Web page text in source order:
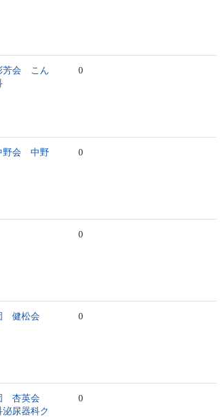
芳会 こん
0
野会 中野
0
0
健松会
0
杏英会
泌尿器科ク
0